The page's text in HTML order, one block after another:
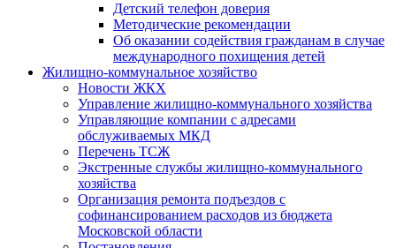
Детский телефон доверия
Методические рекомендации
Об оказании содействия гражданам в случае
международного похищения детей
Жилищно-коммунальное хозяйство
Новости ЖКХ
Управление жилищно-коммунального хозяйства
Управляющие компании с адресами
обслуживаемых МКД
Перечень ТСЖ
Экстренные службы жилищно-коммунального
хозяйства
Организация ремонта подъездов с
софинансированием расходов из бюджета
Московской области